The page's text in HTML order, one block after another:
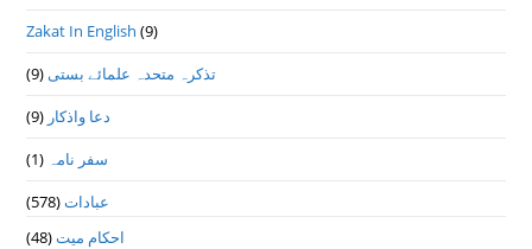
Zakat In English (9)
تذكرہ متحدہ علمائے بستى(9)
دعا واذكار (9)
سفر نامہ (1)
عبادات(578)
احکام میت(48)